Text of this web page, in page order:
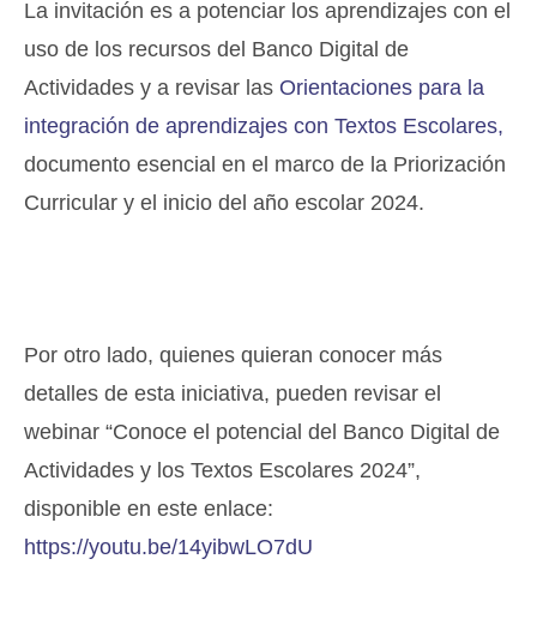
La invitación es a potenciar los aprendizajes con el
uso de los recursos del Banco Digital de
Actividades y a revisar las Orientaciones para la
integración de aprendizajes con Textos Escolares,
documento esencial en el marco de la Priorización
Curricular y el inicio del año escolar 2024.
Por otro lado, quienes quieran conocer más
detalles de esta iniciativa, pueden revisar el
webinar “Conoce el potencial del Banco Digital de
Actividades y los Textos Escolares 2024”,
disponible en este enlace:
https://youtu.be/14yibwLO7dU